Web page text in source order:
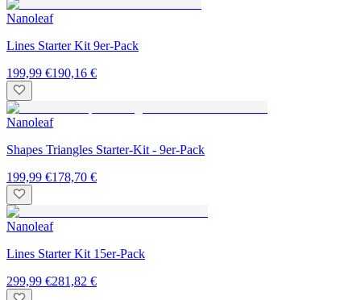
Nanoleaf
Lines Starter Kit 9er-Pack
199,99 €190,16 €
Nanoleaf
Shapes Triangles Starter-Kit - 9er-Pack
199,99 €178,70 €
Nanoleaf
Lines Starter Kit 15er-Pack
299,99 €281,82 €